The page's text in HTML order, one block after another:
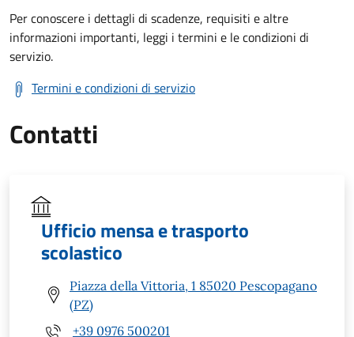
Per conoscere i dettagli di scadenze, requisiti e altre
informazioni importanti, leggi i termini e le condizioni di
servizio.
Termini e condizioni di servizio
Contatti
Ufficio mensa e trasporto
scolastico
Piazza della Vittoria, 1 85020 Pescopagano
(PZ)
+39 0976 500201